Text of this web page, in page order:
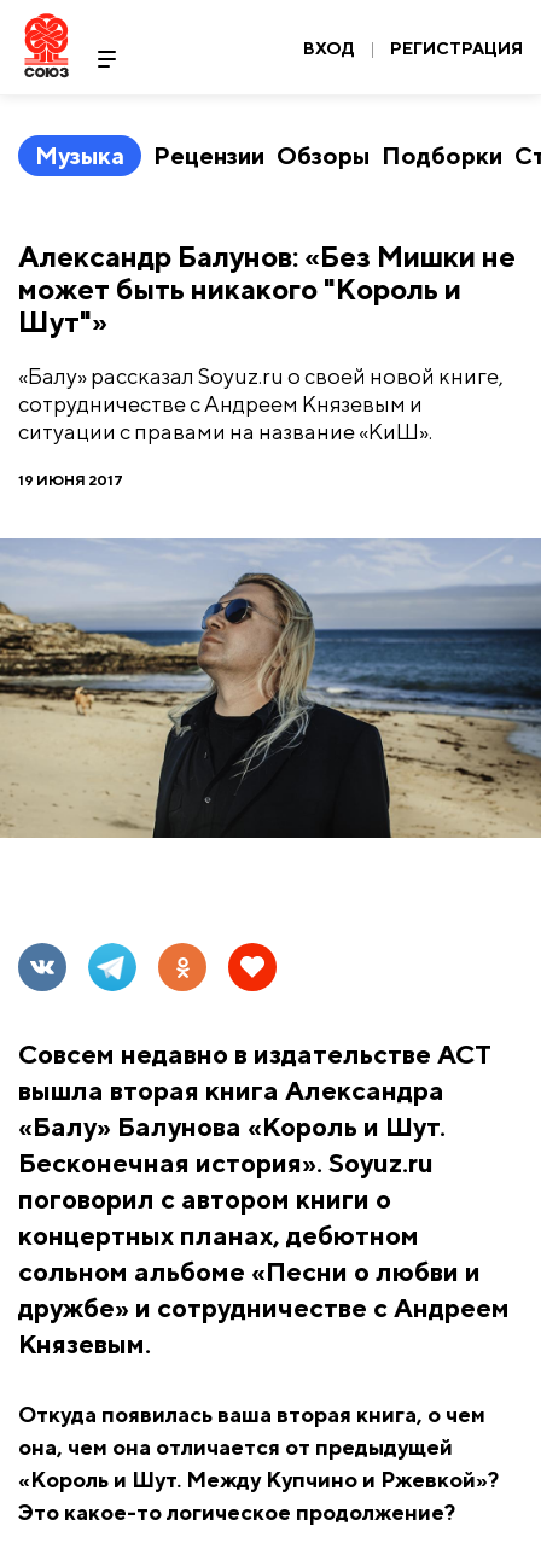
ВХОД | РЕГИСТРАЦИЯ
Музыка Рецензии Обзоры Подборки
Александр Балунов: «Без Мишки не
может быть никакого "Король и
Шут"»
«Балу» рассказал Soyuz.ru о своей новой книге,
сотрудничестве с Андреем Князевым и
ситуации с правами на название «КиШ».
19 ИЮНЯ 2017
Совсем недавно в издательстве АСТ
вышла вторая книга Александра
«Балу» Балунова «Король и Шут.
Бесконечная история». Soyuz.ru
поговорил с автором книги о
концертных планах, дебютном
сольном альбоме «Песни о любви и
дружбе» и сотрудничестве с Андреем
Князевым.
Откуда появилась ваша вторая книга, о чем
она, чем она отличается от предыдущей
«Король и Шут. Между Купчино и Ржевкой»?
Это какое-то логическое продолжение?